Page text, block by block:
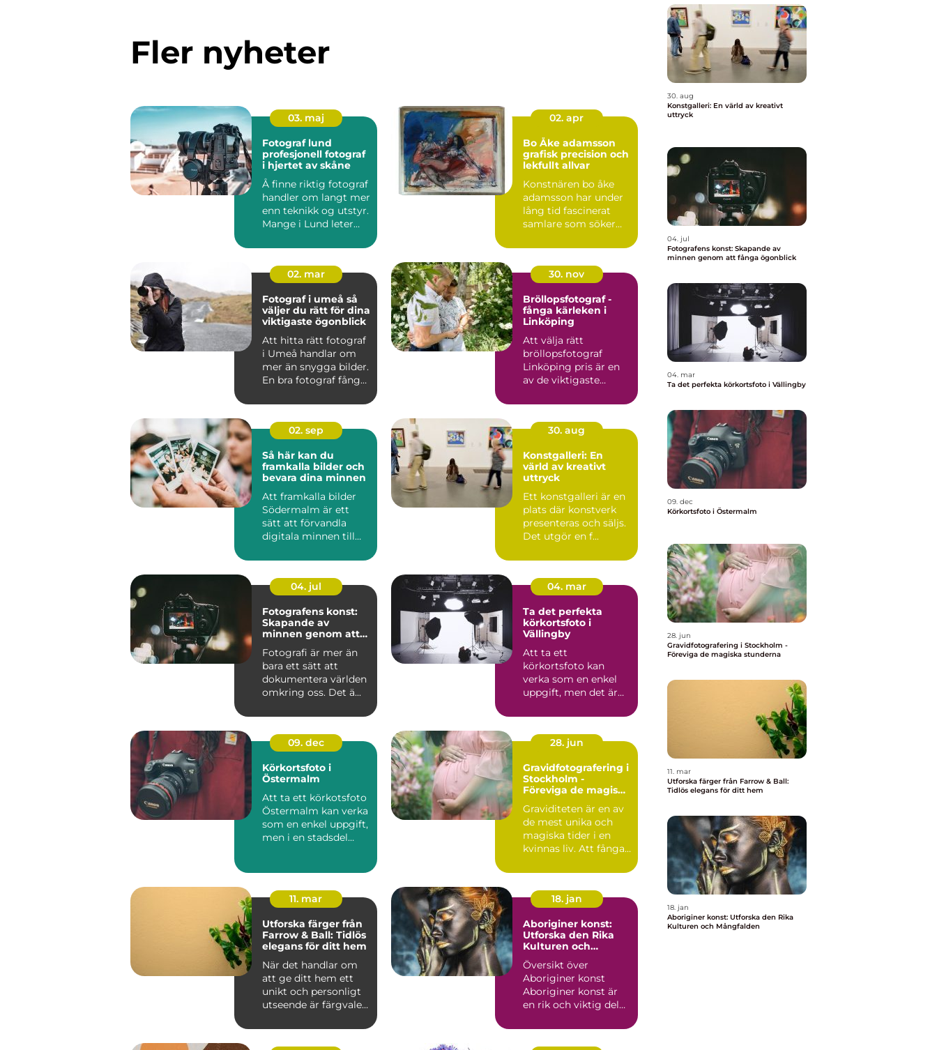
Fler nyheter
03. maj
Fotograf lund
profesjonell fotograf
i hjertet av skåne
Å finne riktig fotograf
handler om langt mer
enn teknikk og utstyr.
Mange i Lund leter
02. apr
Bo Åke adamsson
grafisk precision och
lekfullt allvar
Konstnären bo åke
adamsson har under
lång tid fascinerat
samlare som söker
både te...
02. mar
Fotograf i umeå så
väljer du rätt för dina
viktigaste ögonblick
Att hitta rätt fotograf
i Umeå handlar om
mer än snygga bilder.
En bra fotograf fångar
30. nov
Bröllopsfotograf -
fånga kärleken i
Linköping
Att välja rätt
bröllopsfotograf
Linköping pris är en
av de viktigaste
02. sep
Så här kan du
framkalla bilder och
bevara dina minnen
Att framkalla bilder
Södermalm är ett
sätt att förvandla
digitala minnen till
30. aug
Konstgalleri: En
värld av kreativt
uttryck
Ett konstgalleri är en
plats där konstverk
presenteras och säljs.
Det utgör en f...
04. jul
Fotografens konst:
Skapande av
minnen genom att
Fotografi är mer än
bara ett sätt att
dokumentera världen
omkring oss. Det ä...
04. mar
Ta det perfekta
körkortsfoto i
Vällingby
Att ta ett
körkortsfoto kan
verka som en enkel
uppgift, men det är
med...
09. dec
Körkortsfoto i
Östermalm
Att ta ett körkotsfoto
Östermalm kan verka
som en enkel uppgift,
men i en stadsdel
28. jun
Gravidfotografering i
Stockholm -
Föreviga de magiska
Graviditeten är en av
de mest unika och
magiska tider i en
kvinnas liv. Att fånga
11. mar
Utforska färger från
Farrow & Ball: Tidlös
elegans för ditt hem
När det handlar om
att ge ditt hem ett
unikt och personligt
utseende är färgvalet
18. jan
Aboriginer konst:
Utforska den Rika
Kulturen och
Översikt över
Aboriginer konst
Aboriginer konst är
en rik och viktig del
kulturarv. ...
30. aug
Konstgalleri: En värld av kreativt
uttryck
04. jul
Fotografens konst: Skapande av
minnen genom att fånga ögonblick
04. mar
Ta det perfekta körkortsfoto i Vällingby
09. dec
Körkortsfoto i Östermalm
28. jun
Gravidfotografering i Stockholm -
Föreviga de magiska stunderna
11. mar
Utforska färger från Farrow & Ball:
Tidlös elegans för ditt hem
18. jan
Aboriginer konst: Utforska den Rika
Kulturen och Mångfalden